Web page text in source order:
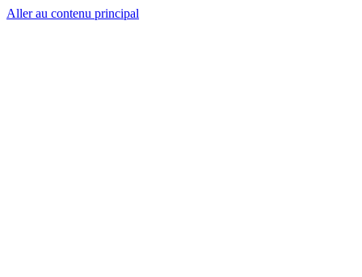
Aller au contenu principal